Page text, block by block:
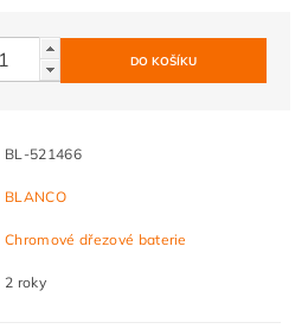
BL-521466
BLANCO
Chromové dřezové baterie
2 roky